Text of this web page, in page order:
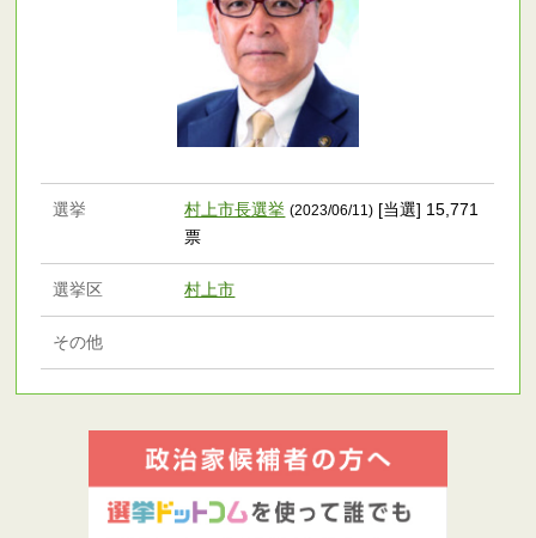
選挙 村上市長選挙 (2023/06/11) [当選] 15,771
票
選挙区 村上市
その他